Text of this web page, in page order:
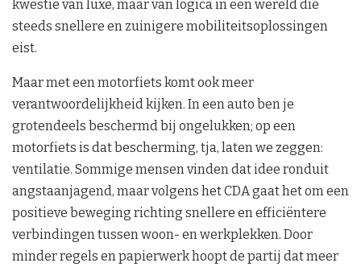
kwestie van luxe, maar van logica in een wereld die
steeds snellere en zuinigere mobiliteitsoplossingen
eist.
Maar met een motorfiets komt ook meer
verantwoordelijkheid kijken. In een auto ben je
grotendeels beschermd bij ongelukken; op een
motorfiets is dat bescherming, tja, laten we zeggen:
ventilatie. Sommige mensen vinden dat idee ronduit
angstaanjagend, maar volgens het CDA gaat het om een
positieve beweging richting snellere en efficiëntere
verbindingen tussen woon- en werkplekken. Door
minder regels en papierwerk hoopt de partij dat meer